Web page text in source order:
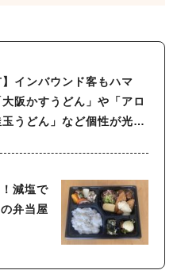
】インバウンド客もハマ
阪かすうどん」や「アロ
うどん」など個性が光る
減塩で
弁当屋